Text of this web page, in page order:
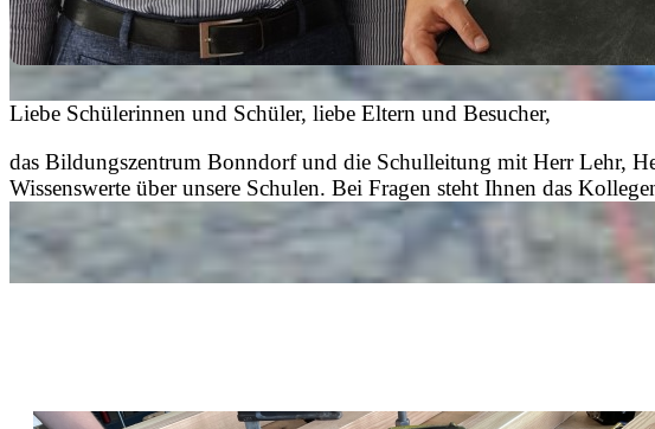
Liebe Schülerinnen und Schüler, liebe Eltern und Besucher,
das Bildungszentrum Bonndorf und die Schulleitung mit Herr Lehr,
Wissenswerte über unsere Schulen. Bei Fragen steht Ihnen das